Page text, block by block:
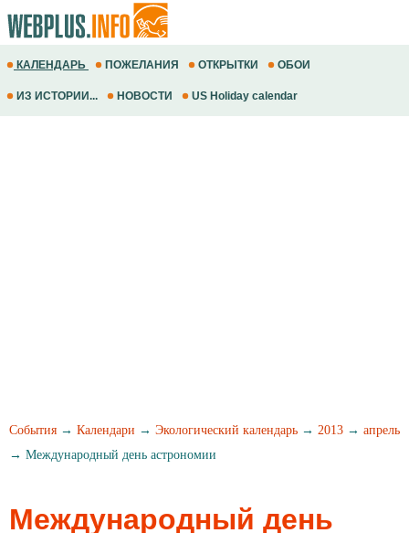
КАЛЕНДАРЬ ПОЖЕЛАНИЯ ОТКРЫТКИ ОБОИ
ИЗ ИСТОРИИ... НОВОСТИ US Holiday calendar
События → Календари → Экологический календарь → 2013 → апрель
→ Международный день астрономии
Международный день